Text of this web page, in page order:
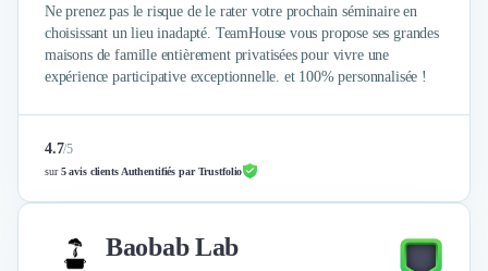
Recherche Utilisateur
Design Thinking
Stratégie Digitale
Développement Logiciel
Création de Site Internet
Développement d'Application Mobile
Développement E-commerce
Direction Artistique
Logiciel E-Commerce
Ne prenez pas le risque de le rater votre prochain séminaire en
choisissant un lieu inadapté. TeamHouse vous propose ses grandes
maisons de famille entièrement privatisées pour vivre une
expérience participative exceptionnelle. et 100% personnalisée !
4.7/5
sur5 avis clients Authentifiés par Trustfolio
Baobab Lab